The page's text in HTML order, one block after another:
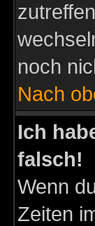
noch
Nach
Ich
falsch!
Wenn
Zeiten